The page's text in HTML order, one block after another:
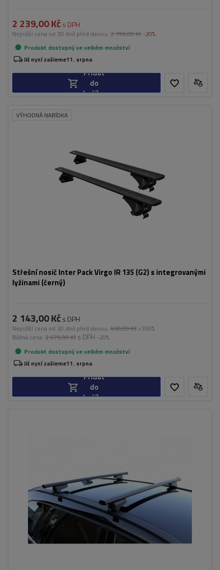
2 239,00 Kč s DPH
Nejnižší cena od 30 dnů před slevou: 2 799,00 Kč -20%
Produkt dostupný ve velkém množství
Již nyní zašleme11. srpna
Přidat
do
košíku
VÝHODNÁ NABÍDKA
Střešní nosič Inter Pack Virgo IR 135 (G2) s integrovanými
lyžinami (černý)
2 143,00 Kč s DPH
Nejnižší cena od 30 dnů před slevou: 460,00 Kč +365%
Běžná cena: 2 679,00 Kč s DPH -20%
Produkt dostupný ve velkém množství
Již nyní zašleme11. srpna
Přidat
do
košíku